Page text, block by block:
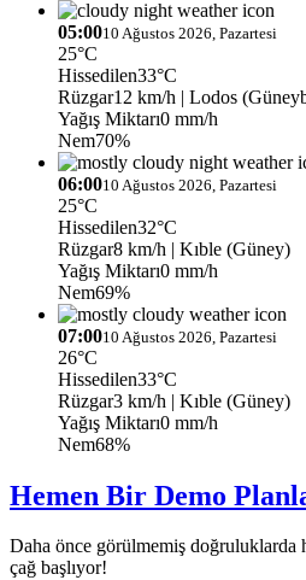
05:0010 Ağustos 2026, Pazartesi
25°C
Hissedilen33°C
Rüzgar12 km/h | Lodos
Yağış Miktarı0 mm/h
Nem70%
06:0010 Ağustos 2026, Pazartesi
25°C
Hissedilen32°C
Rüzgar8 km/h | Kıble (Güney)
Yağış Miktarı0 mm/h
Nem69%
07:0010 Ağustos 2026, Pazartesi
26°C
Hissedilen33°C
Rüzgar3 km/h | Kıble (Güney)
Yağış Miktarı0 mm/h
Nem68%
Hemen Bir Demo
Daha önce görülmemiş
çağ başlıyor!